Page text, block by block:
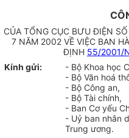
CỦA TỔNG CỤC BƯU ĐIỆN
7 NĂM 2002 VỀ VIỆC BAN
ĐỊNH 55/2001/
Kính gửi:
- Bộ Khoa học
- Bộ Văn hoá
- Bộ Công an,
- Bộ Tài chính,
- Ban Cơ yếu
- Uỷ ban nhân
Trung ương.